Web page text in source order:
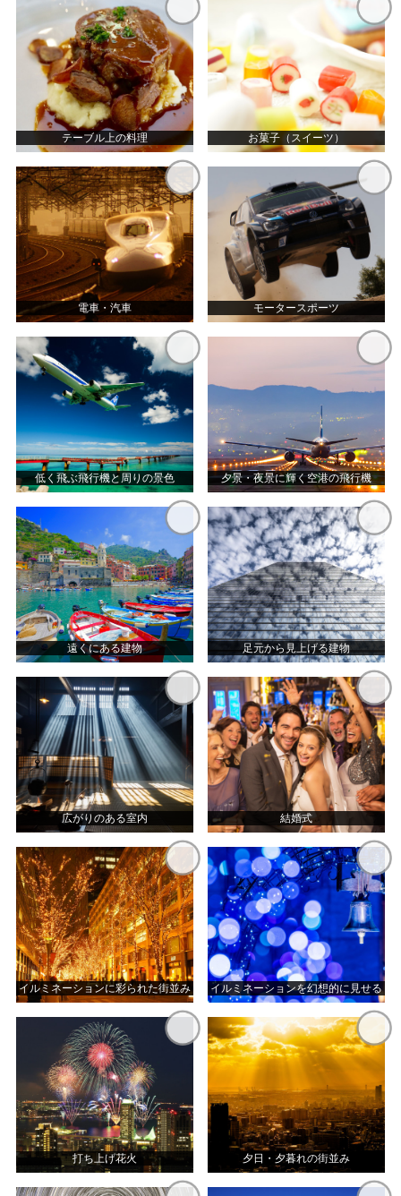
テーブル上の料理 お菓子（スイーツ）
電車・汽車 モータースポーツ
低く飛ぶ飛行機と周りの景色 夕景・夜景に輝く空港の飛行機
遠くにある建物 足元から見上げる建物
広がりのある室内 結婚式
イルミネーションに彩られた街並み イルミネーションを幻想的に見せる
打ち上げ花火 夕日・夕暮れの街並み